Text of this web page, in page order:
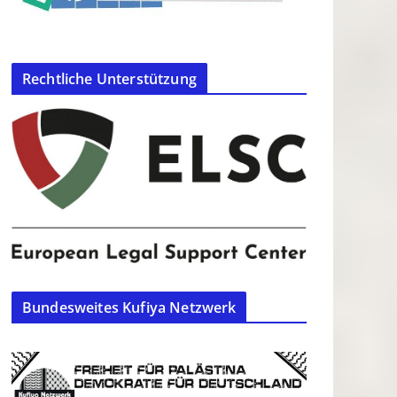
Rechtliche Unterstützung
Bundesweites Kufiya Netzwerk